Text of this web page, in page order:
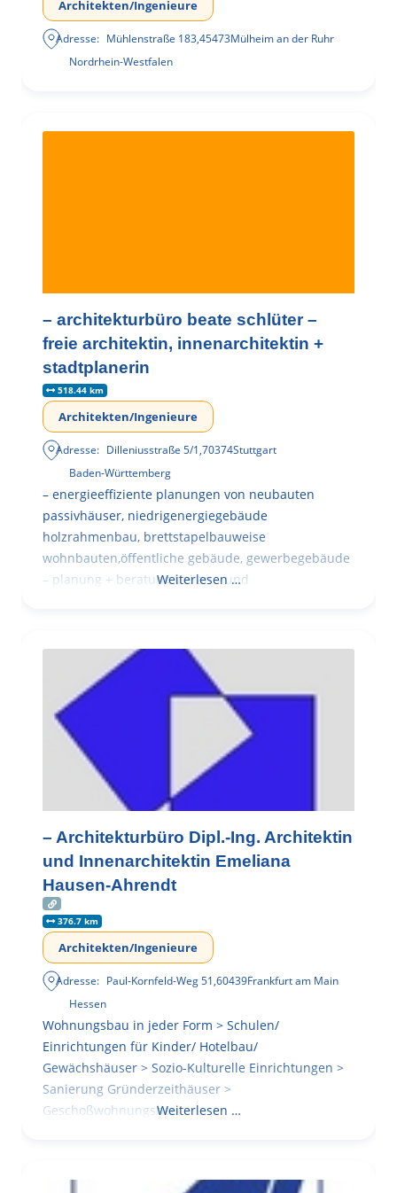
Architekten/Ingenieure
Adresse: Mühlenstraße 183,45473Mülheim an der Ruhr
Nordrhein-Westfalen
– architekturbüro beate schlüter –
freie architektin, innenarchitektin +
stadtplanerin
518.44 km
Architekten/Ingenieure
Adresse: Dilleniusstraße 5/1,70374Stuttgart
Baden-Württemberg
– energieeffiziente planungen von neubauten
passivhäuser, niedrigenergiegebäude
holzrahmenbau, brettstapelbauweise
wohnbauten,öffentliche gebäude, gewerbegebäude
– planung + beratung bei an – und
Weiterlesen …
– Architekturbüro Dipl.-Ing. Architektin
und Innenarchitektin Emeliana
Hausen-Ahrendt
376.7 km
Architekten/Ingenieure
Adresse: Paul-Kornfeld-Weg 51,60439Frankfurt am Main
Hessen
Wohnungsbau in jeder Form > Schulen/
Einrichtungen für Kinder/ Hotelbau/
Gewächshäuser > Sozio-Kulturelle Einrichtungen >
Sanierung Gründerzeithäuser >
GeschoßwohnungsbauWeiterlesen …